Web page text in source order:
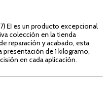
EI es un producto excepcional
colección en la tienda
reparación y acabado, esta
presentación de 1 kilogramo,
en cada aplicación.